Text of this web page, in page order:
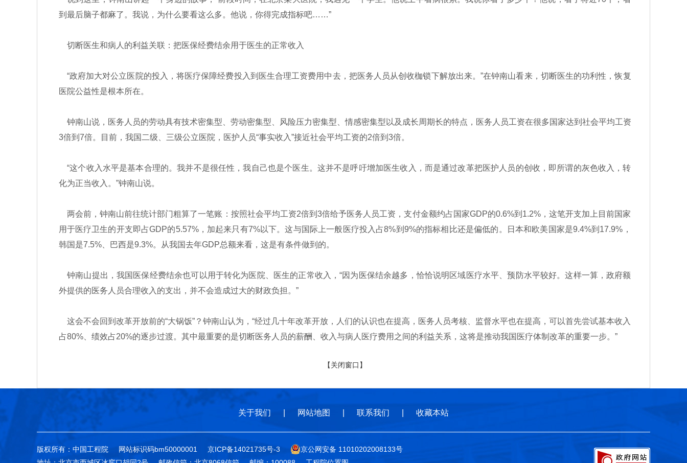
到最后脑子都麻了。我说，为什么要看这么多。他说，你得完成指标吧……”
切断医生和病人的利益关联：把医保经费结余用于医生的正常收入
“政府加大对公立医院的投入，将医疗保障经费投入到医生合理工资费用中去，把医务人员从创收枷锁下解放出来。”在钟南山看来，切断医生的功利性，恢复
医院公益性是根本所在。
钟南山说，医务人员的劳动具有技术密集型、劳动密集型、风险压力密集型、情感密集型以及成长周期长的特点，医务人员工资在很多国家达到社会平均工资
3倍到7倍。目前，我国二级、三级公立医院，医护人员“事实收入”接近社会平均工资的2倍到3倍。
“这个收入水平是基本合理的。我并不是很任性，我自己也是个医生。这并不是呼吁增加医生收入，而是通过改革把医护人员的创收，即所谓的灰色收入，转
化为正当收入。”钟南山说。
两会前，钟南山前往统计部门粗算了一笔账：按照社会平均工资2倍到3倍给予医务人员工资，支付金额约占国家GDP的0.6%到1.2%，这笔开支加上目前国家
用于医疗卫生的开支即占GDP的5.57%，加起来只有7%以下。这与国际上一般医疗投入占8%到9%的指标相比还是偏低的。日本和欧美国家是9.4%到17.9%，
韩国是7.5%、巴西是9.3%。从我国去年GDP总额来看，这是有条件做到的。
钟南山提出，我国医保经费结余也可以用于转化为医院、医生的正常收入，“因为医保结余越多，恰恰说明区域医疗水平、预防水平较好。这样一算，政府额
外提供的医务人员合理收入的支出，并不会造成过大的财政负担。”
这会不会回到改革开放前的“大锅饭”？钟南山认为，“经过几十年改革开放，人们的认识也在提高，医务人员考核、监督水平也在提高，可以首先尝试基本收入
占80%、绩效占20%的逐步过渡。其中最重要的是切断医务人员的薪酬、收入与病人医疗费用之间的利益关系，这将是推动我国医疗体制改革的重要一步。”
【关闭窗口】
关于我们 网站地图 联系我们 收藏本站
版权所有：中国工程院 网站标识码bm50000001 京ICP备14021735号-3
京公网安备 11010202008133号